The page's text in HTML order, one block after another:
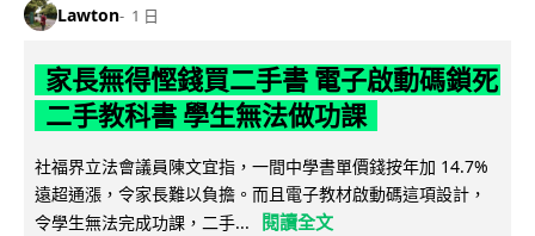
Lawton 1 日
家長無得慳錢買二手書 電子啟動碼鎖死
二手教科書 學生無法做功課
社福界立法會議員陳文宜指，一間中學書單價錢按年加 14.7%
遠超通漲，令家長難以負擔。而且電子教材啟動碼這項設計，
令學生無法完成功課，二手...
閱讀全文